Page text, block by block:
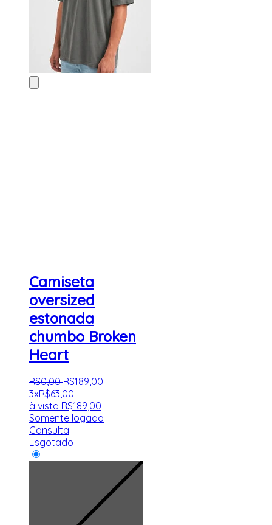
Camiseta
oversized
estonada
chumbo Broken
Heart
R$0,00 R$189,00
3xR$63,00
à vista R$189,00
Somente logado
Consulta
Esgotado